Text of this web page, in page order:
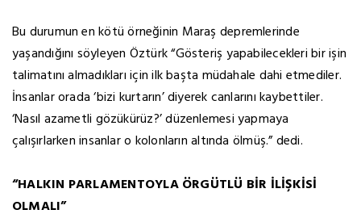
Bu durumun en kötü örneğinin Maraş depremlerinde
yaşandığını söyleyen Öztürk “Gösteriş yapabilecekleri bir işin
talimatını almadıkları için ilk başta müdahale dahi etmediler.
İnsanlar orada ‘bizi kurtarın’ diyerek canlarını kaybettiler.
‘Nasıl azametli gözükürüz?’ düzenlemesi yapmaya
çalışırlarken insanlar o kolonların altında ölmüş.” dedi.
“HALKIN PARLAMENTOYLA ÖRGÜTLÜ BİR İLİŞKİSİ
OLMALI”